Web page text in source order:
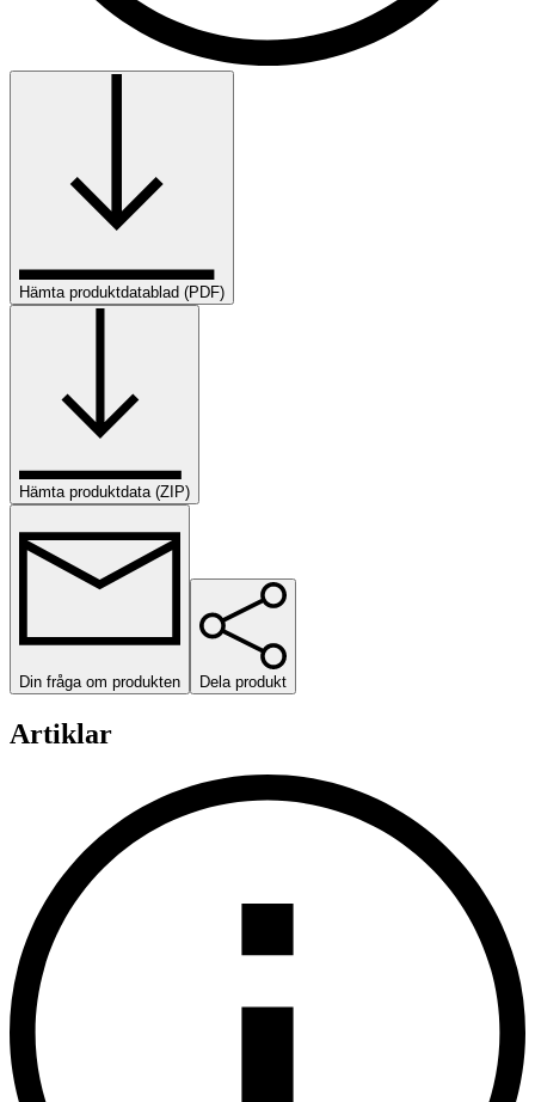
Hämta produktdatablad (PDF)
Hämta produktdata (ZIP)
Din fråga om produkten Dela produkt
Artiklar